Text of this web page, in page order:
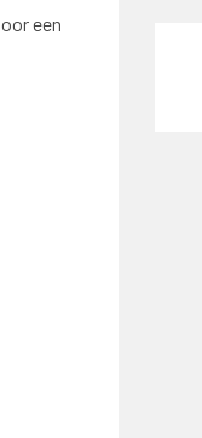
een